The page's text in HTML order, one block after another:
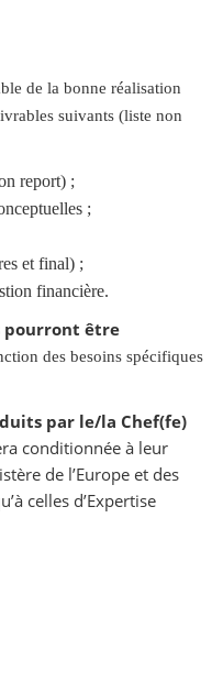
de la bonne réalisation
suivants (liste non
report) ;
;
et final) ;
financière.
pourront être
des besoins spécifiques
par le/la Chef(fe)
conditionnée à leur
de l’Europe et des
celles d’Expertise